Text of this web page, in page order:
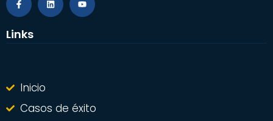
Links
Inicio
Casos de éxito